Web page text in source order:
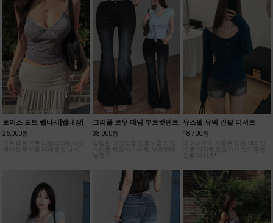
토이스 도트 랩나시[캡내장]
26,000원
섹시한 무드를 더해준 캡나시!
그리플 로우 데님 부츠컷팬츠
38,000원
슬림한 라인감을 연출해줄 자연
님팬츠!
유스펠 유넥 긴팔 티셔츠
18,700원
으로 제작된 간절기에 입기좋은
긴팔 티셔츠!